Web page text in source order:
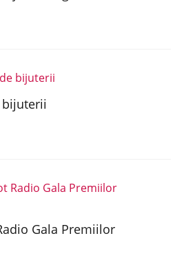
bijuterii
Gala Premiilor